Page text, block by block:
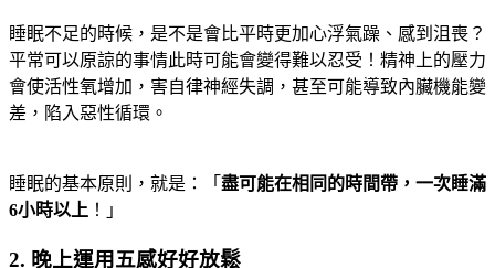
睡眠不足的時候，是不是會比平時更加心浮氣躁、感到沮喪？
平常可以原諒的事情此時可能會變得難以忍受！精神上的壓力
會使活性氧增加，害自律神經失調，甚至可能導致內臟機能變
差，陷入惡性循環。
睡眠的基本原則，就是：「 盡可能在相同的時間帶，一次睡滿
6小時以上 ！」
2. 晚上運用五感好好放鬆